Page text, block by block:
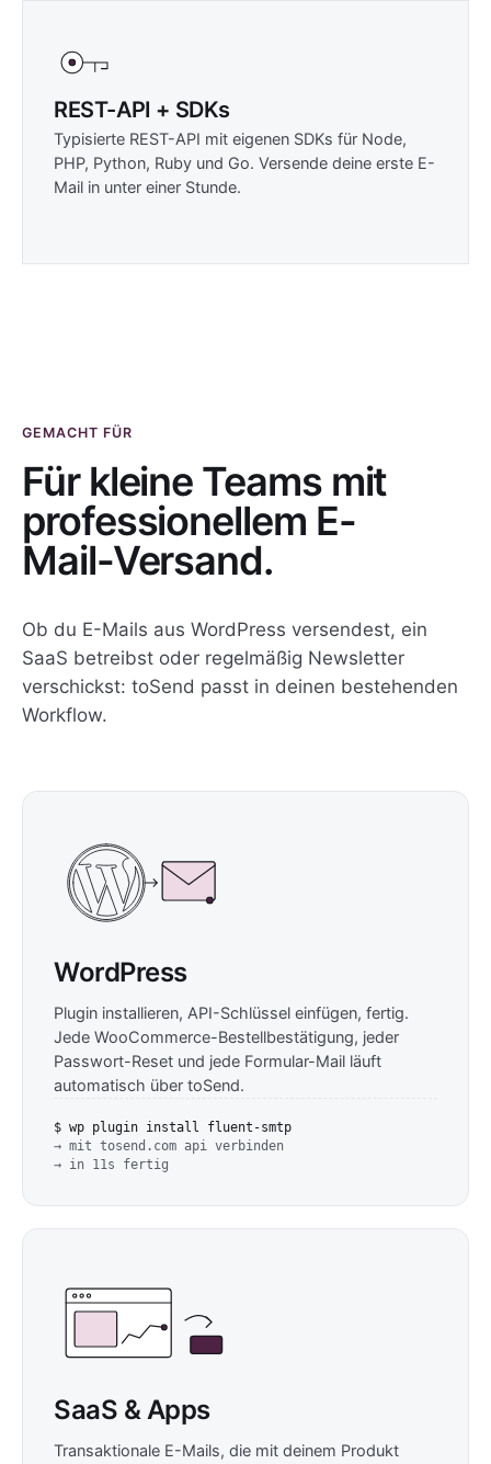
REST-API + SDKs
Typisierte REST-API mit eigenen SDKs für Node,
PHP, Python, Ruby und Go. Versende deine erste E-
Mail in unter einer Stunde.
GEMACHT FÜR
Für kleine Teams mit
professionellem E-
Mail-Versand.
Ob du E-Mails aus WordPress versendest, ein
SaaS betreibst oder regelmäßig Newsletter
verschickst: toSend passt in deinen bestehenden
Workflow.
WordPress
Plugin installieren, API-Schlüssel einfügen, fertig.
Jede WooCommerce-Bestellbestätigung, jeder
Passwort-Reset und jede Formular-Mail läuft
automatisch über toSend.
$ wp plugin install fluent-smtp
→ mit tosend.com api verbinden
→ in 11s fertig
SaaS & Apps
Transaktionale E-Mails, die mit deinem Produkt